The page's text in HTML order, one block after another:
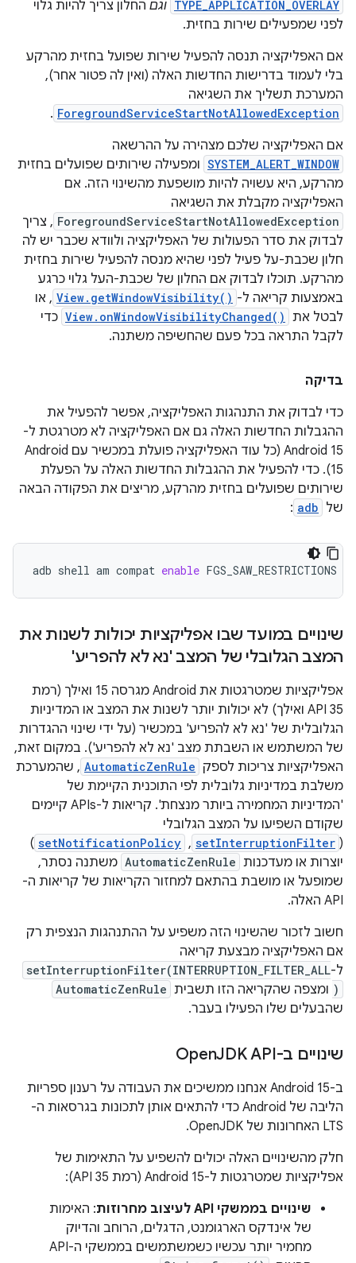
TYPE_APPLICATION_OVERLAY וגם החלון צריך להיות גלוי
לפני שמפעילים שירות בחזית.
אם האפליקציה תנסה להפעיל שירות שפועל בחזית מהרקע
בלי לעמוד בדרישות החדשות האלה (ואין לה פטור אחר),
המערכת תשליך את השגיאה
ForegroundServiceStartNotAllowedException
.
אם האפליקציה שלכם מצהירה על ההרשאה
SYSTEM_ALERT_WINDOW ומפעילה שירותים שפועלים בחזית
מהרקע, היא עשויה להיות מושפעת מהשינוי הזה. אם
האפליקציה מקבלת את השגיאה
ForegroundServiceStartNotAllowedException , צריך
לבדוק את סדר הפעולות של האפליקציה ולוודא שכבר יש לה
חלון שכבת-על פעיל לפני שהיא מנסה להפעיל שירות בחזית
מהרקע. תוכלו לבדוק אם החלון של שכבת-העל גלוי כרגע
באמצעות קריאה ל- View.getWindowVisibility() , או
לבטל את View.onWindowVisibilityChanged() כדי
לקבל התראה בכל פעם שהחשיפה משתנה.
בדיקה
כדי לבדוק את התנהגות האפליקציה, אפשר להפעיל את
ההגבלות החדשות האלה גם אם האפליקציה לא מטרגטת ל-
Android 15 (כל עוד האפליקציה פועלת במכשיר עם Android
15). כדי להפעיל את ההגבלות החדשות האלה על הפעלת
שירותים שפועלים בחזית מהרקע, מריצים את הפקודה הבאה
של adb
:
adb shell am compat enable FGS_SAW_RESTRICTIONS
שינויים במועד שבו אפליקציות יכולות לשנות את
המצב הגלובלי של המצב 'נא לא להפריע'
אפליקציות שמטרגטות את Android מגרסה 15 ואילך (רמת
API 35 ואילך) לא יכולות יותר לשנות את המצב או המדיניות
הגלובלית של 'נא לא להפריע' במכשיר (על ידי שינוי ההגדרות
של המשתמש או השבתת מצב 'נא לא להפריע'). במקום זאת,
האפליקציות צריכות לספק AutomaticZenRule , שהמערכת
משלבת במדיניות גלובלית לפי התוכנית הקיימת של
'המדיניות המחמירה ביותר מנצחת'. קריאות ל-APIs קיימים
שקודם השפיעו על המצב הגלובלי
(
setInterruptionFilter
,‏
setNotificationPolicy
)
יוצרות או מעדכנות AutomaticZenRule משתנה נסתר,
שמופעל או מושבת בהתאם למחזור הקריאות של קריאות ה-
API האלה.
חשוב לזכור שהשינוי הזה משפיע על ההתנהגות הנצפית רק
אם האפליקציה מבצעת קריאה
ל-setInterruptionFilter(INTERRUPTION_FILTER_ALL
) ומצפה שהקריאה הזו תשבית AutomaticZenRule
שהבעלים שלו הפעילו בעבר.
שינויים ב-OpenJDK API
ב-Android 15 אנחנו ממשיכים את העבודה על רענון ספריות
הליבה של Android כדי להתאים אותן לתכונות בגרסאות ה-
LTS האחרונות של OpenJDK.
חלק מהשינויים האלה יכולים להשפיע על התאימות של
אפליקציות שמטרגטות ל-Android 15 (רמת API 35):
שינויים בממשקי API לעיצוב מחרוזות
: האימות
של אינדקס הארגומנט, הדגלים, הרוחב והדיוק
מחמיר יותר עכשיו כשמשתמשים בממשקי ה-API